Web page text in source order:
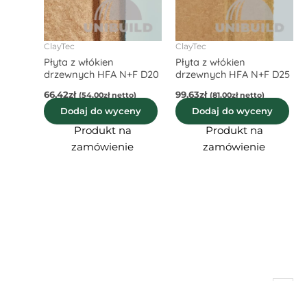
ClayTec
Płyta z włókien
drzewnych HFA N+F D20
66,42zł (54,00złnetto)
Dodaj do wyceny
Produkt na
zamówienie
ClayTec
Płyta z włókien
drzewnych HFA N+F D25
99,63zł (81,00złnetto)
Dodaj do wyceny
Produkt na
zamówienie